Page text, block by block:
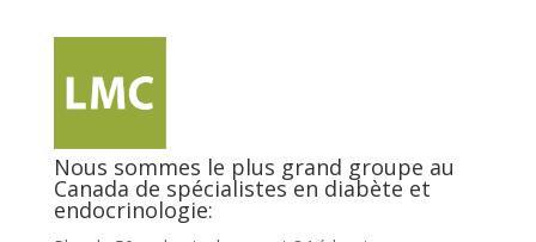
Nous sommes le plus grand groupe au
Canada de spécialistes en diabète et
endocrinologie: